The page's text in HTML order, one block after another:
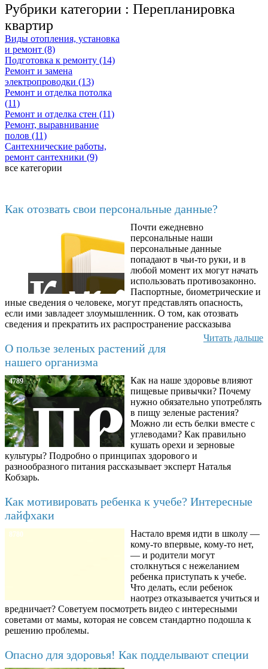
Рубрики категории : Перепланировка
квартир
Виды отопления, установка
и ремонт (8)
Подготовка к ремонту (14)
Ремонт и замена
электропроводки (13)
Ремонт и отделка потолка
(11)
Ремонт и отделка стен (11)
Ремонт, выравнивание
полов (11)
Сантехнические работы,
ремонт сантехники (9)
все категории
Как отозвать свои персональные данные?
Почти ежедневно
персональные наши
персональные данные
попадают в чьи-то руки, и в
любой момент их могут начать
использовать противозаконно.
Паспортные, биометрические и
иные сведения о человеке, могут представлять опасность,
если ими завладеет злоумышленник. О том, как отозвать
сведения и прекратить их распространение рассказыва
Читать дальше
О пользе зеленых растений для
нашего организма
4789
Как на наше здоровье влияют
пищевые привычки? Почему
нужно обязательно употреблять
в пищу зеленые растения?
Можно ли есть белки вместе с
углеводами? Как правильно
кушать орехи и зерновые
культуры? Подробно о принципах здорового и
разнообразного питания рассказывает эксперт Наталья
Кобзарь.
Как мотивировать ребенка к учебе? Интересные
лайфхаки
8780
Настало время идти в школу —
кому-то впервые, кому-то нет,
— и родители могут
столкнуться с нежеланием
ребенка приступать к учебе.
Что делать, если ребенок
наотрез отказывается учиться и
вредничает? Советуем посмотреть видео с интересными
советами от мамы, которая не совсем стандартно подошла к
решению проблемы.
Опасно для здоровья! Как подделывают специи